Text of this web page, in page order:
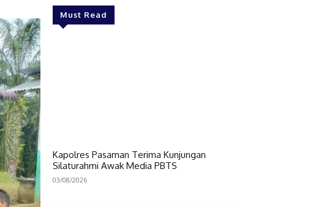
Must Read
Kapolres Pasaman Terima Kunjungan
Silaturahmi Awak Media PBTS
03/08/2026